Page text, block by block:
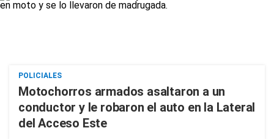
POLICIALES
Motochorros armados asaltaron a un
conductor y le robaron el auto en la Lateral
del Acceso Este